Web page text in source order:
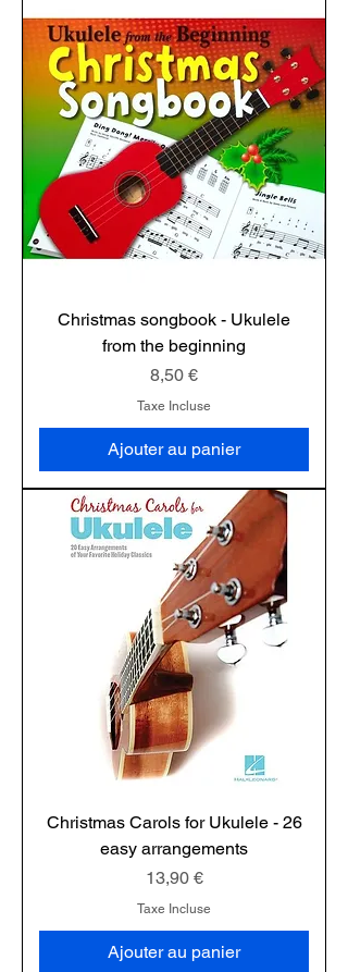
Christmas songbook - Ukulele
from the beginning
Prix
8,50 €
Taxe Incluse
Ajouter au panier
Christmas Carols for Ukulele - 26
easy arrangements
Prix
13,90 €
Taxe Incluse
Ajouter au panier